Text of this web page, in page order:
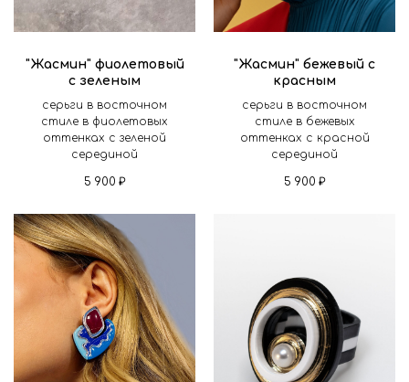
"Жасмин" фиолетовый
с зеленым
серьги в восточном
стиле в фиолетовых
оттенках с зеленой
серединой
5 900 ₽
"Жасмин" бежевый с
красным
серьги в восточном
стиле в бежевых
оттенках с красной
серединой
5 900 ₽